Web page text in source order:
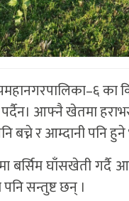
आफ्नै खेतमा
बच्ने र आम्दानी पनि
बर्सिम घाँसखेती
सन्तुष्ट छन् ।